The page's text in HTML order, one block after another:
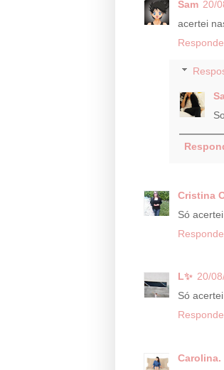
Sam 20/
acertei
Cristina
Só
L✨ 20/
Só
Carolina.